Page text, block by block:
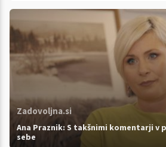
Zadovoljna.si
Ana Praznik: S takšnimi komentarji v
sebe